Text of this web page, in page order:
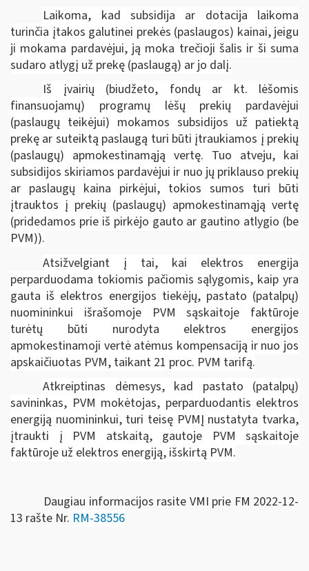
Laikoma, kad subsidija ar dotacija laikoma
turinčia įtakos galutinei prekės (paslaugos) kainai, jeigu
ji mokama pardavėjui, ją moka trečioji šalis ir ši suma
sudaro atlygį už prekę (paslaugą) ar jo dalį.
Iš įvairių (biudžeto, fondų ar kt. lėšomis
finansuojamų) programų lėšų prekių pardavėjui
(paslaugų teikėjui) mokamos subsidijos už patiektą
prekę ar suteiktą paslaugą turi būti įtraukiamos į prekių
(paslaugų) apmokestinamąją vertę. Tuo atveju, kai
subsidijos skiriamos pardavėjui ir nuo jų priklauso prekių
ar paslaugų kaina pirkėjui, tokios sumos turi būti
įtrauktos į prekių (paslaugų) apmokestinamąją vertę
(pridedamos prie iš pirkėjo gauto ar gautino atlygio (be
PVM)).
Atsižvelgiant į tai, kai elektros energija
perparduodama tokiomis pačiomis sąlygomis, kaip yra
gauta iš elektros energijos tiekėjų, pastato (patalpų)
nuomininkui išrašomoje PVM sąskaitoje faktūroje
turėtų būti nurodyta elektros energijos
apmokestinamoji vertė atėmus kompensaciją ir nuo jos
apskaičiuotas PVM, taikant 21 proc. PVM tarifą.
Atkreiptinas dėmesys, kad pastato (patalpų)
savininkas, PVM mokėtojas, perparduodantis elektros
energiją nuomininkui, turi teisę PVMĮ nustatyta tvarka,
įtraukti į PVM atskaitą, gautoje PVM sąskaitoje
faktūroje už elektros energiją, išskirtą PVM.
Daugiau informacijos rasite VMI prie FM 2022-12-
13 rašte Nr. RM-38556